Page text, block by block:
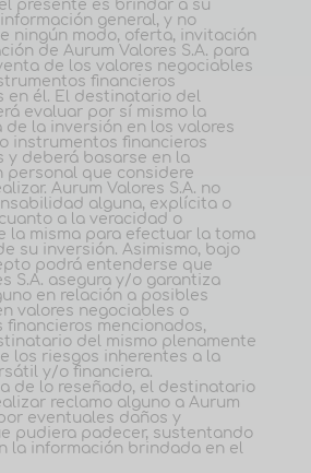
presente es brindar a su
general, y no
ningún modo, oferta, invitación
de Aurum Valores S.A. para
de los valores negociables
financieros
en él. El destinatario del
evaluar por sí mismo la
de la inversión en los valores
instrumentos financieros
y deberá basarse en la
personal que considere
Aurum Valores S.A. no
alguna, explícita o
a la veracidad o
la misma para efectuar la toma
su inversión. Asimismo, bajo
podrá entenderse que
S.A. asegura y/o garantiza
en relación a posibles
valores negociables o
financieros mencionados,
del mismo plenamente
los riesgos inherentes a la
y/o financiera.
de lo reseñado, el destinatario
reclamo alguno a Aurum
eventuales daños y
pudiera padecer, sustentando
la información brindada en el